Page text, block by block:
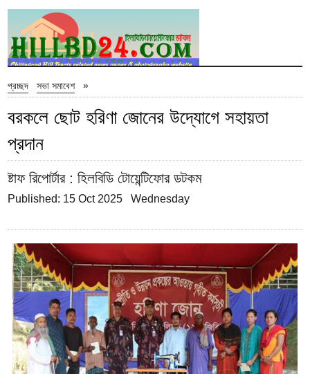
প্রচ্ছদ »
সভা সমাবেশ
বরকলে ছোট হরিণা জোনের উদ্যোগে সহায়তা
প্রদান
ষ্টাফ রিপোর্টার: হিলবিডি টোয়েন্টিফোর ডটকম
Published: 15 Oct 2025 Wednesday